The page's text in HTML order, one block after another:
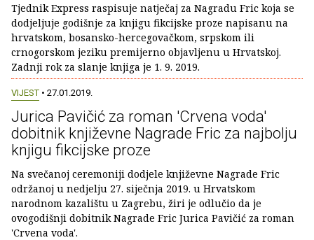
Tjednik Express raspisuje natječaj za Nagradu Fric koja se
dodjeljuje godišnje za knjigu fikcijske proze napisanu na
hrvatskom, bosansko-hercegovačkom, srpskom ili
crnogorskom jeziku premijerno objavljenu u Hrvatskoj.
Zadnji rok za slanje knjiga je 1. 9. 2019.
VIJEST • 27.01.2019.
Jurica Pavičić za roman 'Crvena voda'
dobitnik književne Nagrade Fric za najbolju
knjigu fikcijske proze
Na svečanoj ceremoniji dodjele književne Nagrade Fric
održanoj u nedjelju 27. siječnja 2019. u Hrvatskom
narodnom kazalištu u Zagrebu, žiri je odlučio da je
ovogodišnji dobitnik Nagrade Fric Jurica Pavičić za roman
'Crvena voda'.